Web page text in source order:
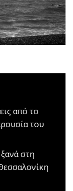
από το
του
στη